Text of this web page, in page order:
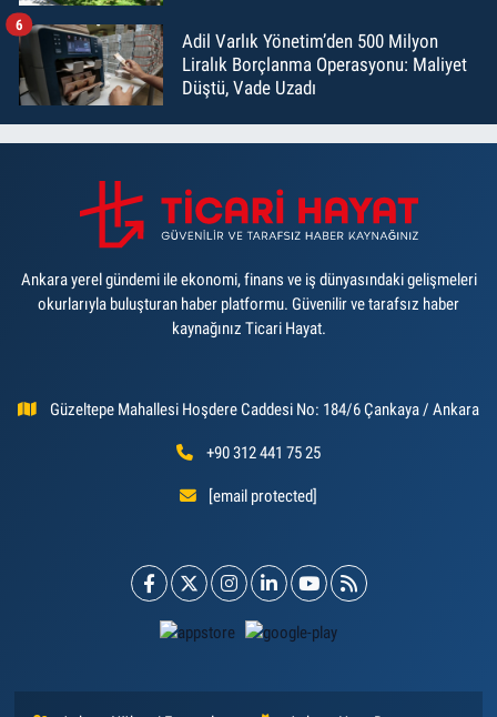
Adil Varlık Yönetim’den 500 Milyon
Liralık Borçlanma Operasyonu: Maliyet
Düştü, Vade Uzadı
6
Ankara yerel gündemi ile ekonomi, finans ve iş dünyasındaki gelişmeleri
okurlarıyla buluşturan haber platformu. Güvenilir ve tarafsız haber
kaynağınız Ticari Hayat.
Güzeltepe Mahallesi Hoşdere Caddesi No: 184/6 Çankaya / Ankara
+90 312 441 75 25
[email protected]